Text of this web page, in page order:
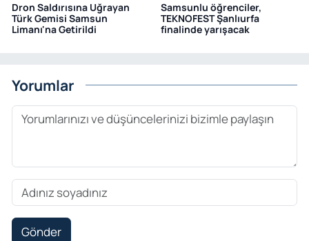
Dron Saldırısına Uğrayan
Türk Gemisi Samsun
Limanı'na Getirildi
Samsunlu öğrenciler,
TEKNOFEST Şanlıurfa
finalinde yarışacak
Yorumlar
Gönder